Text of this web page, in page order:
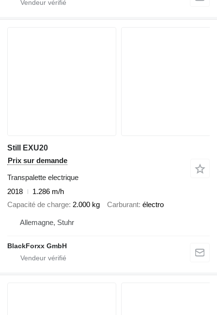
Still EXU20
Prix sur demande
Transpalette electrique
2018
1.286 m/h
Capacité de charge 2.000 kg Carburant électro
Allemagne, Stuhr
BlackForxx GmbH